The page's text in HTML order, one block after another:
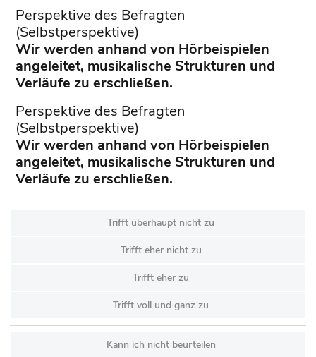
Perspektive des Befragten
(Selbstperspektive)
Wir werden anhand von Hörbeispielen
angeleitet, musikalische Strukturen und
Verläufe zu erschließen.
Perspektive des Befragten
(Selbstperspektive)
Wir werden anhand von Hörbeispielen
angeleitet, musikalische Strukturen und
Verläufe zu erschließen.
Trifft überhaupt nicht zu
Trifft eher nicht zu
Trifft eher zu
Trifft voll und ganz zu
Kann ich nicht beurteilen